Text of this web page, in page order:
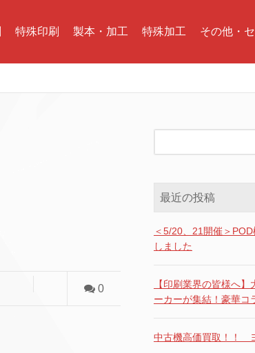
特殊印刷 製本・加工 特殊加工 その他・
0
最近の投稿
＜5/20、21開催＞
しました
【印刷業界の皆様へ
ーカーが集結！豪華コ
中古機高価買取！！